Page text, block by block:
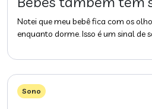
Notei que meu bebê fica com os
enquanto dorme. Isso é um sinal de
Sono